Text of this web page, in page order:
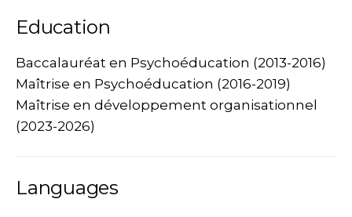
Education
Baccalauréat en Psychoéducation (2013-2016)
Maîtrise en Psychoéducation (2016-2019)
Maîtrise en développement organisationnel
(2023-2026)
Languages